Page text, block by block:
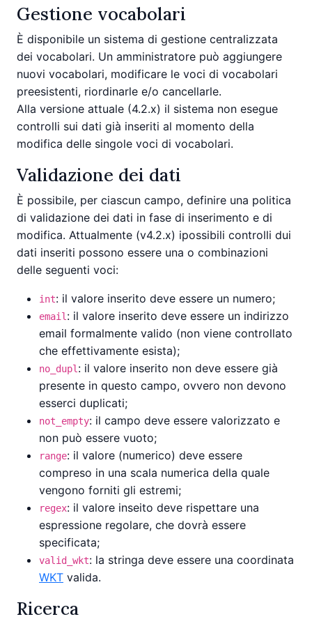
Gestione vocabolari
È disponibile un sistema di gestione centralizzata
dei vocabolari. Un amministratore può aggiungere
nuovi vocabolari, modificare le voci di vocabolari
preesistenti, riordinarle e/o cancellarle.
Alla versione attuale (4.2.x) il sistema non esegue
controlli sui dati già inseriti al momento della
modifica delle singole voci di vocabolari.
Validazione dei dati
È possibile, per ciascun campo, definire una politica
di validazione dei dati in fase di inserimento e di
modifica. Attualmente (v4.2.x) ipossibili controlli dui
dati inseriti possono essere una o combinazioni
delle seguenti voci:
int: il valore inserito deve essere un numero;
email: il valore inserito deve essere un indirizzo
email formalmente valido (non viene controllato
che effettivamente esista);
no_dupl: il valore inserito non deve essere già
presente in questo campo, ovvero non devono
esserci duplicati;
not_empty: il campo deve essere valorizzato e
non può essere vuoto;
range: il valore (numerico) deve essere
compreso in una scala numerica della quale
vengono forniti gli estremi;
regex: il valore inseito deve rispettare una
espressione regolare, che dovrà essere
specificata;
valid_wkt: la stringa deve essere una coordinata
WKT valida.
Ricerca